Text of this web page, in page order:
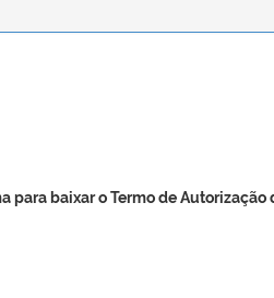
para baixar o Termo de